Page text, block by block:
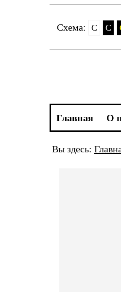
Cхема: C C
Главная О
Вы здесь: